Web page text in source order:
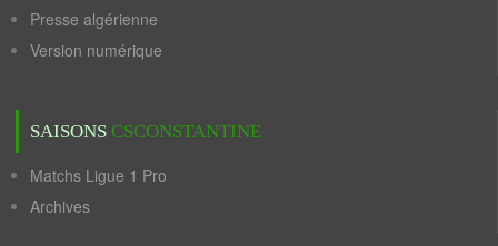
Presse algérienne
Version numérique
SAISONS CSCONSTANTINE
Matchs Ligue 1 Pro
Archives